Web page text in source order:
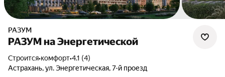
РАЗУМ
РАЗУМ на Энергетической
Строится•комфорт•4.1 (4)
Астрахань, ул. Энергетическая, 7-й проезд